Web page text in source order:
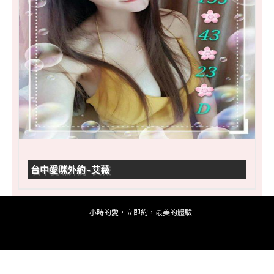
台中愛咪外約-艾薇
一小時的愛，立即約，最美的體驗